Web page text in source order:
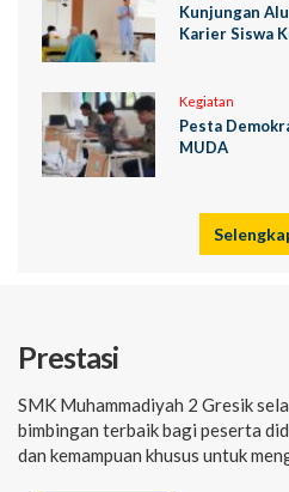
Kunjungan
Karier Siswa
Kegiatan
Pesta
MUDA
Prestasi
SMK Muhammadiyah 2 Gresik
bimbingan terbaik bagi peserta
dan kemampuan khusus untuk